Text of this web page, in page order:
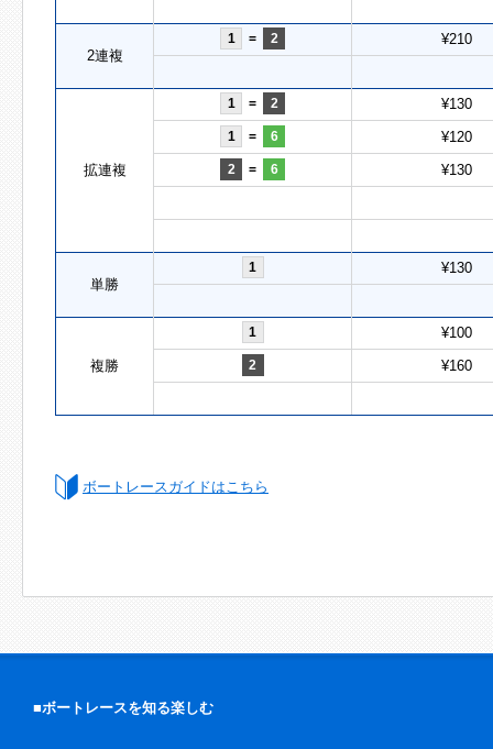
2連複
1 = 2 ¥210
拡連複
1 = 2 ¥130
1 = 6 ¥120
2 = 6 ¥130
単勝
1 ¥130
複勝
1 ¥100
2 ¥160
ボートレースガイドはこちら
■ボートレースを知る楽しむ